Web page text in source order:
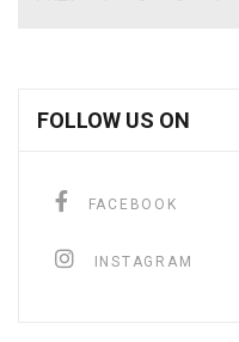
FOLLOW US ON
FACEBOOK
INSTAGRAM